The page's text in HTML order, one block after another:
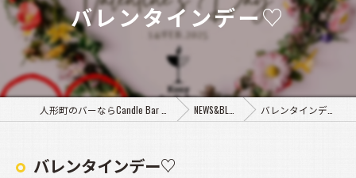
バレンタインデー♡
NEWS&BLOG バレンタインデー♡
バレンタインデー♡